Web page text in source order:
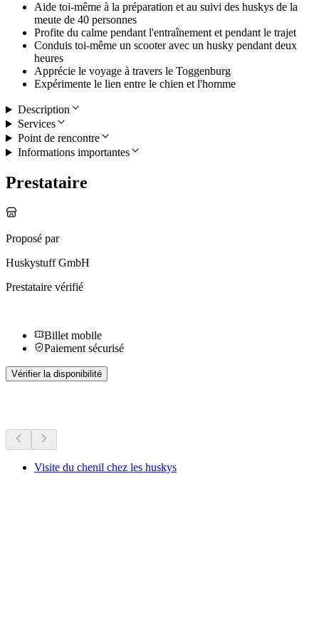
Aide toi-même à la préparation et au suivi des huskys de la
meute de 40 personnes
Profite du calme pendant l'entraînement et pendant le trajet
Conduis toi-même un scooter avec un husky pendant deux
heures
Apprécie le voyage à travers le Toggenburg
Expérimente le lien entre le chien et l'homme
Description
Services
Point de rencontre
Informations importantes
Prestataire
Proposé par
Huskystuff GmbH
Prestataire vérifié
Billet mobile
Paiement sécurisé
Vérifier la disponibilité
Visite du chenil chez les huskys